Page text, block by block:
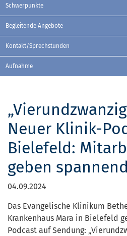
Schwerpunkte
Begleitende Angebote
Kontakt/Sprechstunden
Aufnahme
Neuer Klinik-
Bielefeld:
geben
04.09.2024
Das Evangelische Klinikum
Krankenhaus Mara in Bielefeld
Podcast auf Sendung: